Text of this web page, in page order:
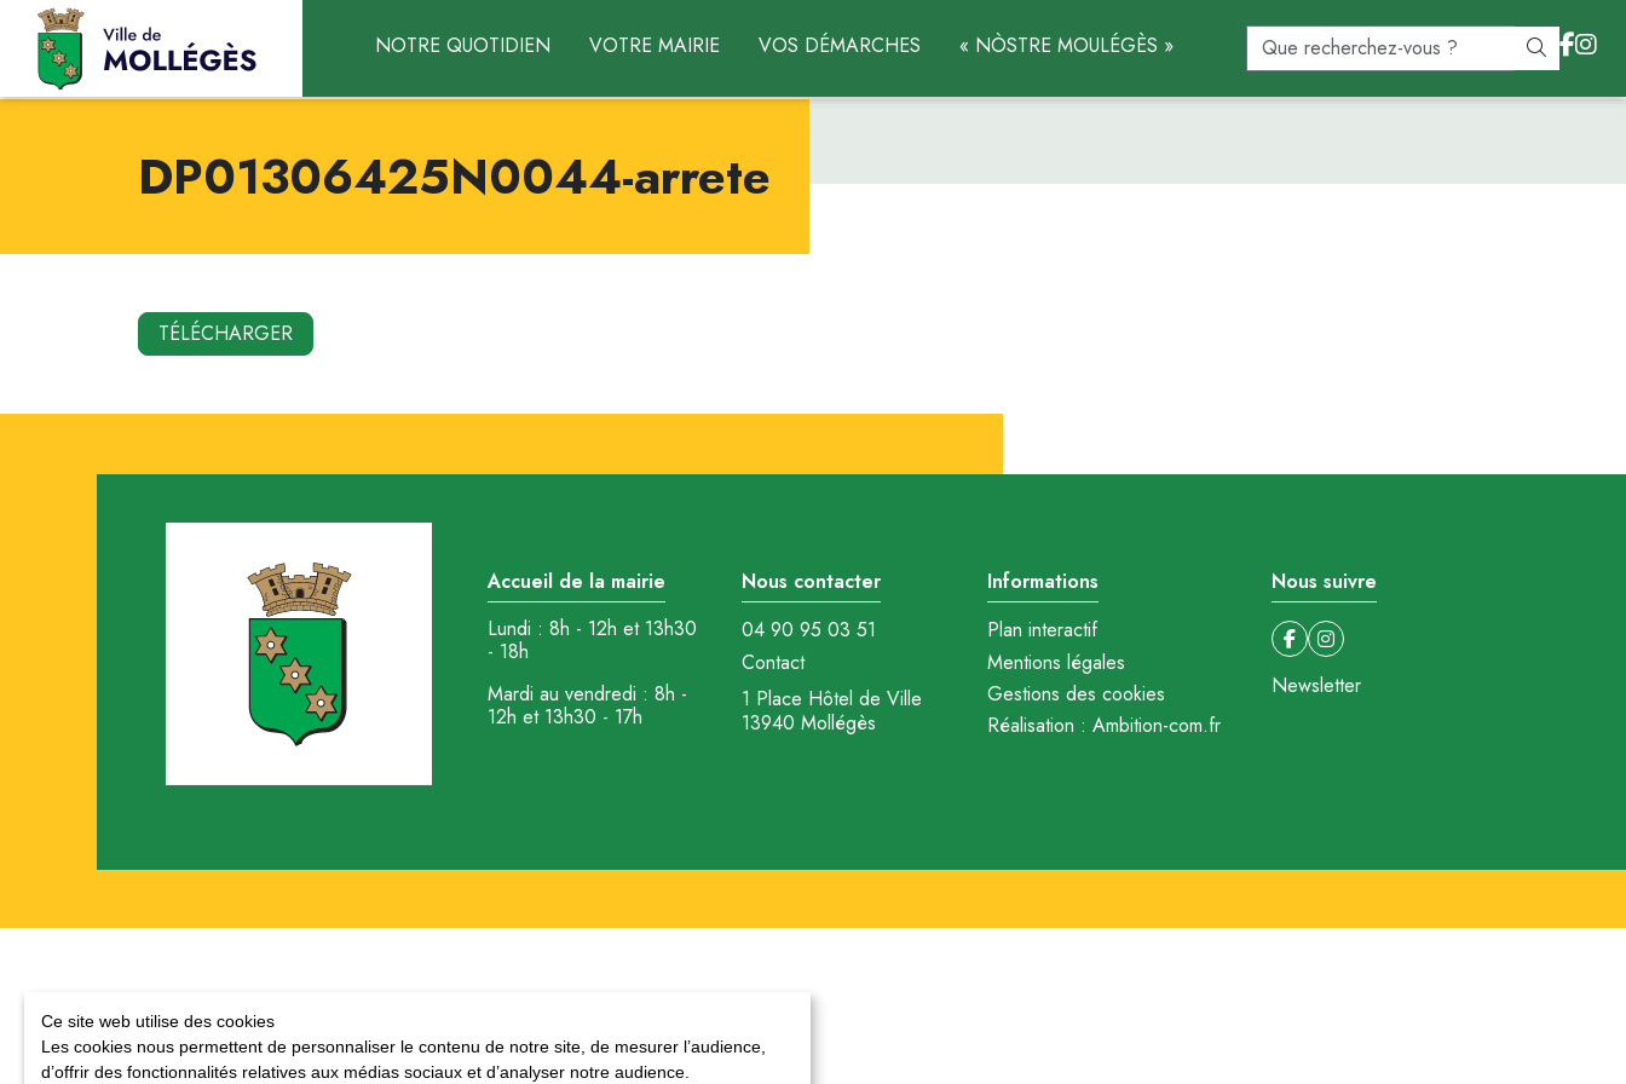
Ce site web utilise des cookies
Les cookies nous permettent de personnaliser le contenu de notre site, de mesurer l’audience,
d’offrir des fonctionnalités relatives aux médias sociaux et d’analyser notre audience.
Accéder au contenu
NOTRE QUOTIDIEN
VOTRE MAIRIE VOS DÉMARCHES « NÒSTRE MOULÉGÈS »
DP01306425N0044-arrete
TÉLÉCHARGER
Accueil de la mairie
Lundi : 8h - 12h et 13h30
- 18h
Mardi au vendredi : 8h -
12h et 13h30 - 17h
Nous contacter
04 90 95 03 51
Contact
1 Place Hôtel de Ville
13940 Mollégès
Informations
Plan interactif
Mentions légales
Gestions des cookies
Réalisation : Ambition-com.fr
Nous suivre
Newsletter